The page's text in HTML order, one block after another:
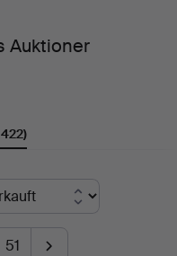
Auktioner
51